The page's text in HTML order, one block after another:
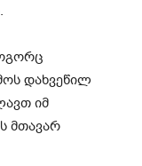
დახვეწილ
იმ
მთავარ